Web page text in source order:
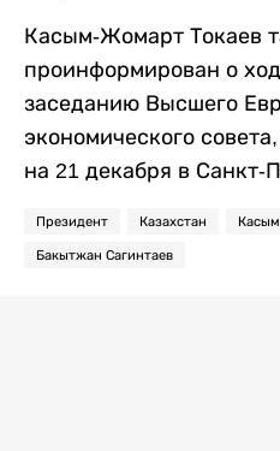
Касым-Жомарт Токаев
проинформирован о
заседанию Высшего
экономического
на 21 декабря в Санкт-
Президент Казахстан
Бакытжан Сагинтаев